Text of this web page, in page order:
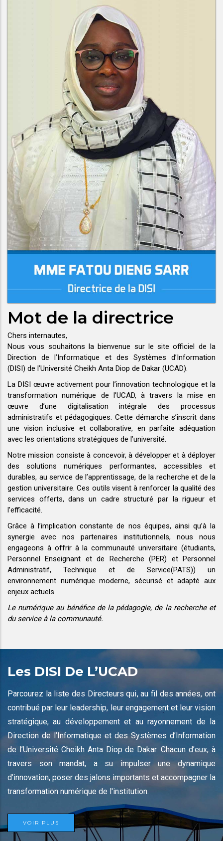
Mot de la directrice
Chers internautes,
Nous vous souhaitons la bienvenue sur le site officiel de la
Direction de l’Informatique et des Systèmes d’Information
(DISI) de l’Université Cheikh Anta Diop de Dakar (UCAD).
La DISI œuvre activement pour l’innovation technologique et la
transformation numérique de l’UCAD, à travers la mise en
œuvre d’une digitalisation intégrale des processus
administratifs et pédagogiques. Cette démarche s’inscrit dans
une vision inclusive et collaborative, en parfaite adéquation
avec les orientations stratégiques de l’université.
Notre mission consiste à concevoir, à développer et à déployer
des solutions numériques performantes, accessibles et
durables, au service de l’apprentissage, de la recherche et de la
gestion universitaire. Ces outils visent à renforcer la qualité des
services offerts, dans un cadre structuré par la rigueur et
l’efficacité.
Grâce à l’implication constante de nos équipes, ainsi qu’à la
synergie avec nos partenaires institutionnels, nous nous
engageons à offrir à la communauté universitaire (étudiants,
Personnel Enseignant et de Recherche (PER) et Personnel
Administratif, Technique et de Service(PATS)) un
environnement numérique moderne, sécurisé et adapté aux
enjeux actuels.
Le numérique au bénéfice de la pédagogie, de la recherche et
du service à la communauté.
Les DISI De L’UCAD
Parcourez la liste des Directeurs qui, au fil des années, ont
contribué par leur leadership, leur engagement et leur vision
stratégique, au développement et au rayonnement de la
Direction de l’Informatique et des Systèmes d’Information
de l’Université Cheikh Anta Diop de Dakar. Chacun d’eux, à
travers son mandat, a su impulser une dynamique
d’innovation, poser des jalons importants et accompagner la
transformation numérique de l'institution.
VOIR PLUS